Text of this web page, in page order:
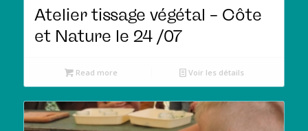
Atelier tissage végétal – Côte
et Nature le 24 /07
Read more Voir les détails